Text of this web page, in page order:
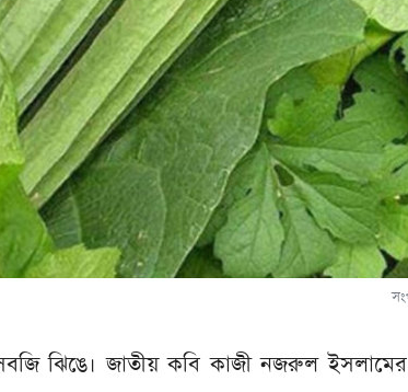
সবজি ঝিঙে। জাতীয় কবি কাজী নজরুল